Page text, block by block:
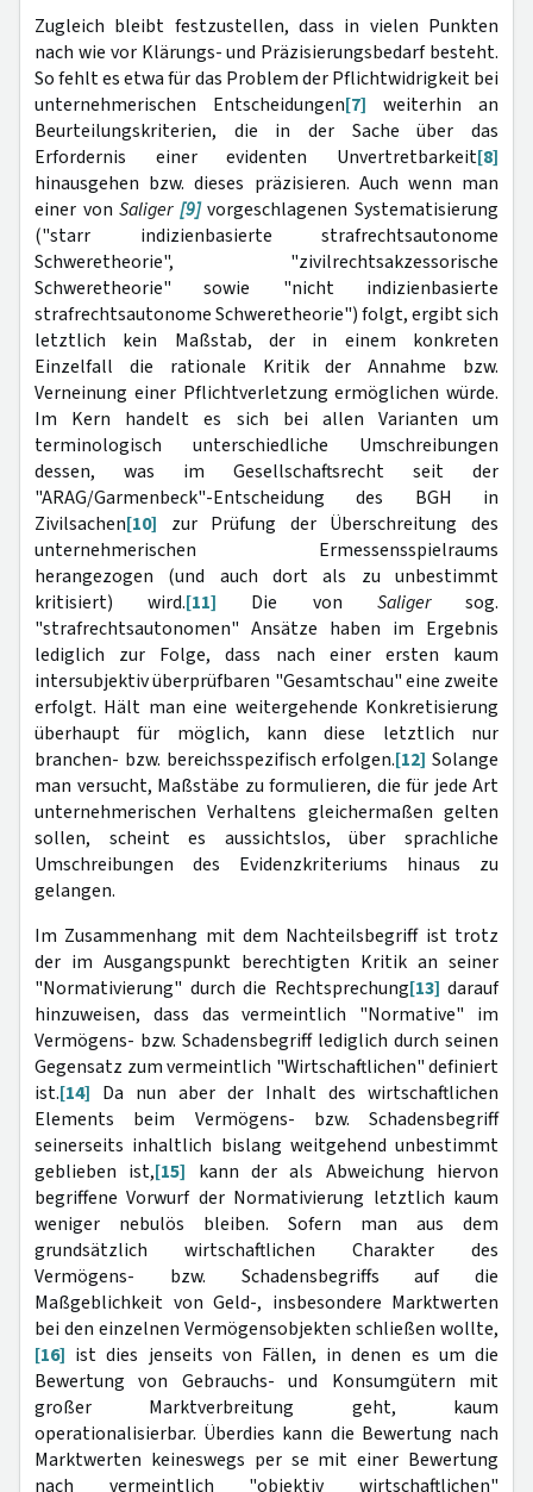
Zugleich bleibt festzustellen, dass in vielen Punkten
nach wie vor Klärungs- und Präzisierungsbedarf besteht.
So fehlt es etwa für das Problem der Pflichtwidrigkeit bei
unternehmerischen Entscheidungen[7] weiterhin an
Beurteilungskriterien, die in der Sache über das
Erfordernis einer evidenten Unvertretbarkeit[8]
hinausgehen bzw. dieses präzisieren. Auch wenn man
einer vonSaliger [9] vorgeschlagenen Systematisierung
("starr indizienbasierte strafrechtsautonome
Schweretheorie", "zivilrechtsakzessorische
Schweretheorie" sowie "nicht indizienbasierte
strafrechtsautonome Schweretheorie") folgt, ergibt sich
letztlich kein Maßstab, der in einem konkreten
Einzelfall die rationale Kritik der Annahme bzw.
Verneinung einer Pflichtverletzung ermöglichen würde.
Im Kern handelt es sich bei allen Varianten um
terminologisch unterschiedliche Umschreibungen
dessen, was im Gesellschaftsrecht seit der
"ARAG/Garmenbeck"-Entscheidung des BGH in
Zivilsachen[10] zur Prüfung der Überschreitung des
unternehmerischen Ermessensspielraums
herangezogen (und auch dort als zu unbestimmt
kritisiert) wird.[11] Die von Saligersog.
"strafrechtsautonomen" Ansätze haben im Ergebnis
lediglich zur Folge, dass nach einer ersten kaum
intersubjektiv überprüfbaren "Gesamtschau" eine zweite
erfolgt. Hält man eine weitergehende Konkretisierung
überhaupt für möglich, kann diese letztlich nur
branchen- bzw. bereichsspezifisch erfolgen.[12] Solange
man versucht, Maßstäbe zu formulieren, die für jede Art
unternehmerischen Verhaltens gleichermaßen gelten
sollen, scheint es aussichtslos, über sprachliche
Umschreibungen des Evidenzkriteriums hinaus zu
gelangen.
Im Zusammenhang mit dem Nachteilsbegriff ist trotz
der im Ausgangspunkt berechtigten Kritik an seiner
"Normativierung" durch die Rechtsprechung[13] darauf
hinzuweisen, dass das vermeintlich "Normative" im
Vermögens- bzw. Schadensbegriff lediglich durch seinen
Gegensatz zum vermeintlich "Wirtschaftlichen" definiert
ist.[14] Da nun aber der Inhalt des wirtschaftlichen
Elements beim Vermögens- bzw. Schadensbegriff
seinerseits inhaltlich bislang weitgehend unbestimmt
geblieben ist,[15] kann der als Abweichung hiervon
begriffene Vorwurf der Normativierung letztlich kaum
weniger nebulös bleiben. Sofern man aus dem
grundsätzlich wirtschaftlichen Charakter des
Vermögens- bzw. Schadensbegriffs auf die
Maßgeblichkeit von Geld-, insbesondere Marktwerten
bei den einzelnen Vermögensobjekten schließen wollte,
[16] ist dies jenseits von Fällen, in denen es um die
Bewertung von Gebrauchs- und Konsumgütern mit
großer Marktverbreitung geht, kaum
operationalisierbar. Überdies kann die Bewertung nach
Marktwerten keineswegs per se mit einer Bewertung
nach vermeintlich "objektiv wirtschaftlichen"